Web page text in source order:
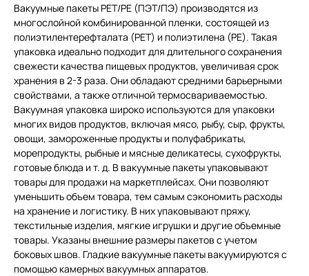
Вакуумные пакеты PET/PE (ПЭТ/ПЭ) производятся из
многослойной комбинированной пленки, состоящей из
полиэтилентерефталата (PET) и полиэтилена (PE). Такая
упаковка идеально подходит для длительного сохранения
свежести качества пищевых продуктов, увеличивая срок
хранения в 2-3 раза. Они обладают средними барьерными
свойствами, а также отличной термосвариваемостью.
Вакуумная упаковка широко используются для упаковки
многих видов продуктов, включая мясо, рыбу, сыр, фрукты,
овощи, замороженные продукты и полуфабрикаты,
морепродукты, рыбные и мясные деликатесы, сухофрукты,
готовые блюда и т. д. В вакуумные пакеты упаковывают
товары для продажи на маркетплейсах. Они позволяют
уменьшить объем товара, тем самым сэкономить расходы
на хранение и логистику. В них упаковывают пряжу,
текстильные изделия, мягкие игрушки и другие объемные
товары. Указаны внешние размеры пакетов с учетом
боковых швов. Гладкие вакуумные пакеты вакуумируются с
помощью камерных вакуумных аппаратов.